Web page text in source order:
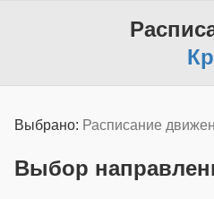
Выбрано: Расписание
Выбор